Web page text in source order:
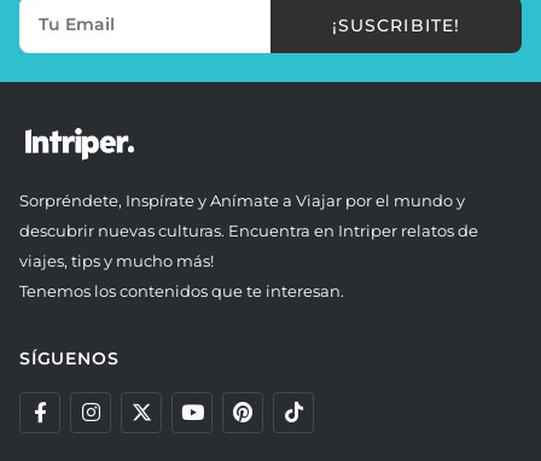
¡SUSCRIBITE!
Sorpréndete, Inspírate y Anímate a Viajar por el mundo y
descubrir nuevas culturas. Encuentra en Intriper relatos de
viajes, tips y mucho más!
Tenemos los contenidos que te interesan.
SÍGUENOS